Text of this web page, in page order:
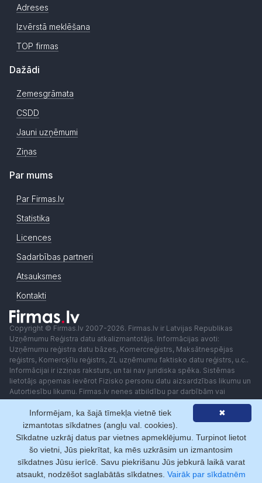
Adreses
Izvērstā meklēšana
TOP firmas
Dažādi
Zemesgrāmata
CSDD
Jauni uzņēmumi
Ziņas
Par mums
Par Firmas.lv
Statistika
Licences
Sadarbības partneri
Atsauksmes
Kontakti
Copyright © Firmas.lv 2007-2026. Firmas.lv ir Latvijas Republikas
Uzņēmumu Reģistra datu atkalizmantotājs. Informācijas avoti:
Uzņēmumu reģistra datu bāzes, Komercreģistrs, Maksātnespējas
reģistrs, Komercķīlu reģistrs, ZL uzņēmumu faktisko datu reģistrs, u.c..
Informācijai ir izziņas raksturs, un tai nav juridiska spēka. Sistēmas
lietotājs apņemas ievērot Fizisko personu datu aizsardzības likumu un
Autortiesību likumu. Firmas.lv nenes atbildību par darbībām vai
lēmumiem, kas balstīti uz saņemto pakalpojumu. Lietotājam aizliegts
izmantot jebkādas automatizētas sistēmas vai iekārtas (robotus)
piekļuvei sistēmai bez rakstiskas saskaņošanas ar Firmas.lv. Galvenā
redaktore: Ingūna Pempere.
Lietošanas noteikumi
Privātuma politika Norēķini ar
✖
Informējam, ka šajā tīmekļa vietnē tiek
izmantotas sīkdatnes (angļu val. cookies).
Sīkdatne uzkrāj datus par vietnes apmeklējumu. Turpinot lietot
šo vietni, Jūs piekrītat, ka mēs uzkrāsim un izmantosim
sīkdatnes Jūsu ierīcē. Savu piekrišanu Jūs jebkurā laikā varat
atsaukt, nodzēšot saglabātās sīkdatnes. Vairāk par sīkdatnēm